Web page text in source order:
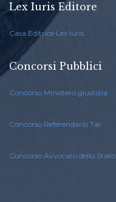
Lex Iuris Editore
Casa Editrice Lex Iuris
Concorsi Pubblici
Concorso Ministero giustizia
Concorso Referendario Tar
Concorso Avvocato dello Stato